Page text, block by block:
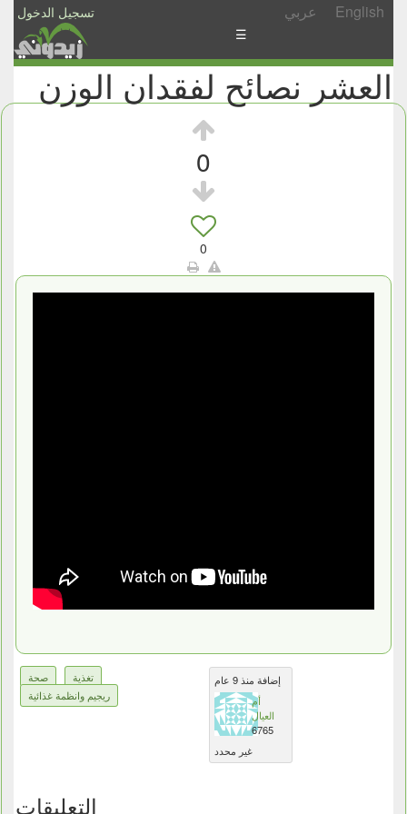
تسجيل الدخول عربي English
الأخبار
الأسئلة
☰
العشر نصائح لفقدان الوزن
0
0
تغذية
صحة
ريجيم وانظمة غذائية
إضافة منذ 9 عام
أم
العيال
6765
غير محدد
التعليقات